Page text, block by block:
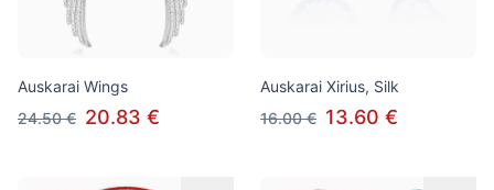
Auskarai Wings
24.50 € 20.83 €
Auskarai Xirius, Silk
16.00 € 13.60 €